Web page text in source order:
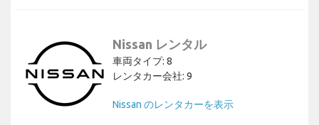
Nissan レンタル
車両タイプ: 8
レンタカー会社: 9
Nissan のレンタカーを表示